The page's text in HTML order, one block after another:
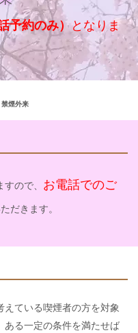
予約のみ）となりま
禁煙外来
ので、 お電話でのご
だきます。
ている喫煙者の方を対象
ある一定の条件を満たせば